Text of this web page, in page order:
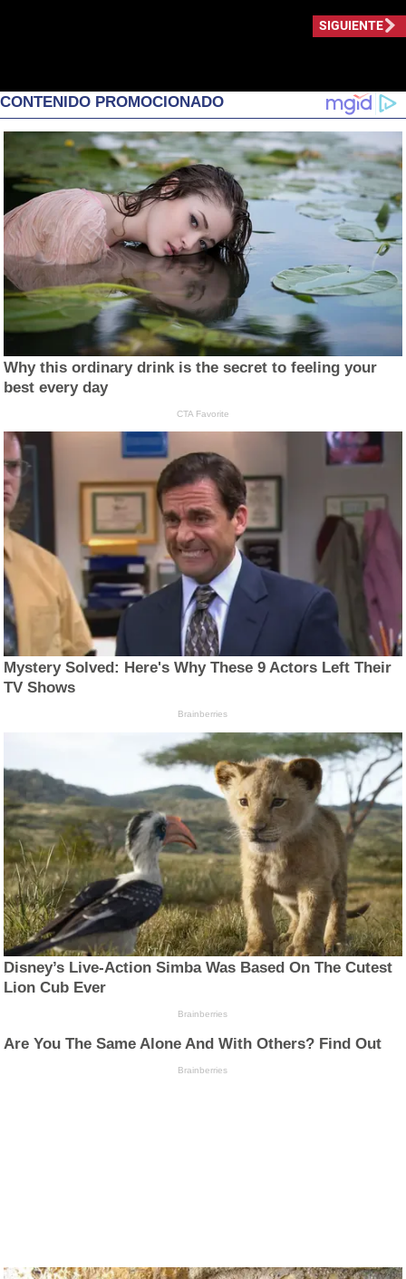
SIGUIENTE
CONTENIDO PROMOCIONADO
Why this ordinary drink is the secret to feeling your
best every day
CTA Favorite
Mystery Solved: Here's Why These 9 Actors Left Their
TV Shows
Brainberries
Disney’s Live-Action Simba Was Based On The Cutest
Lion Cub Ever
Brainberries
Are You The Same Alone And With Others? Find Out
Brainberries